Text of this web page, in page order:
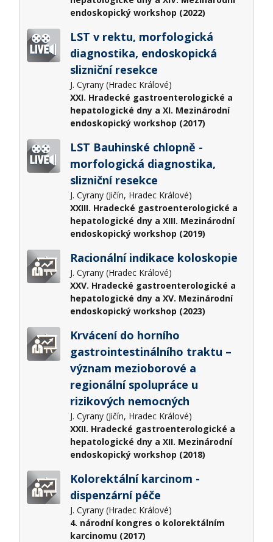
endoskopický workshop (2022)
LST v rektu, morfologická
diagnostika, endoskopická
slizniční resekce
J. Cyrany (Hradec Králové)
XXI. Hradecké gastroenterologické a
hepatologické dny a XI. Mezinárodní
endoskopický workshop (2017)
LST Bauhinské chlopně -
morfologická diagnostika,
slizniční resekce
J. Cyrany (Jičín, Hradec Králové)
XXIII. Hradecké gastroenterologické a
hepatologické dny a XIII. Mezinárodní
endoskopický workshop (2019)
Racionální indikace koloskopie
J. Cyrany (Hradec Králové)
XXV. Hradecké gastroenterologické a
hepatologické dny a XV. Mezinárodní
endoskopický workshop (2023)
Krvácení do horního
gastrointestinálního traktu –
význam mezioborové a
regionální spolupráce u
rizikových nemocných
J. Cyrany (Jičín, Hradec Králové)
XXII. Hradecké gastroenterologické a
hepatologické dny a XII. Mezinárodní
endoskopický workshop (2018)
Kolorektální karcinom -
dispenzární péče
J. Cyrany (Hradec Králové)
4. národní kongres o kolorektálním
karcinomu (2017)